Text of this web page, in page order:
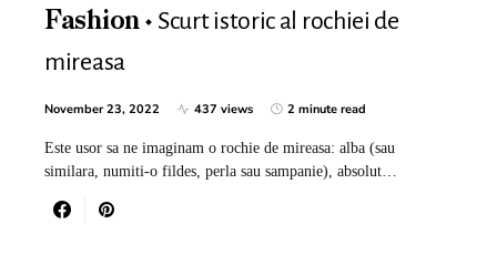
Fashion
Scurt istoric al rochiei de
mireasa
November 23, 2022 437 views 2 minute read
Este usor sa ne imaginam o rochie de mireasa: alba (sau
similara, numiti-o fildes, perla sau sampanie), absolut…